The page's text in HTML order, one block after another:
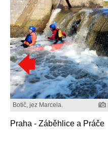
Botič, jez Marcela.
Praha - Záběhlice a Práče